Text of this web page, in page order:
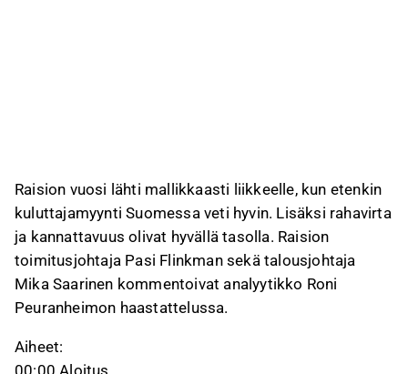
vuonna 2026. Benecolin laajentuminen
Espanjaan etenee vaiheittain jakelupeitto
edellä, eikä yhtiö odota markkinalta nopeita
voittoja.
Tämä sisältö on tekoälyn tuottamaa videon transkriptin pohjalta. Voit
antaa siitä palautetta Inderesin foorumilla. Anna siihen liittyvää
palautetta Inderesin foorumilla.
Raision vuosi lähti mallikkaasti liikkeelle, kun etenkin
kuluttajamyynti Suomessa veti hyvin. Lisäksi rahavirta
ja kannattavuus olivat hyvällä tasolla. Raision
toimitusjohtaja Pasi Flinkman sekä talousjohtaja
Mika Saarinen kommentoivat analyytikko Roni
Peuranheimon haastattelussa.
Aiheet:
00:00 Aloitus